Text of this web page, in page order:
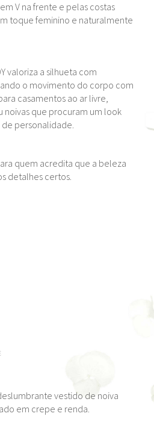
V na frente e pelas costas
toque feminino e naturalmente
valoriza a silhueta com
o movimento do corpo com
casamentos ao ar livre,
noivas que procuram um look
personalidade.
quem acredita que a beleza
detalhes certos.
vestido de noiva
em crepe e renda.